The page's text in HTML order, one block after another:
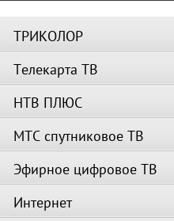
ТРИКОЛОР
Телекарта ТВ
НТВ ПЛЮС
МТС спутниковое ТВ
Эфирное цифровое ТВ
Интернет